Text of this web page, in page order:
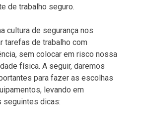
de trabalho seguro.
cultura de segurança nos
tarefas de trabalho com
sem colocar em risco nossa
física. A seguir, daremos
para fazer as escolhas
levando em
seguintes dicas: